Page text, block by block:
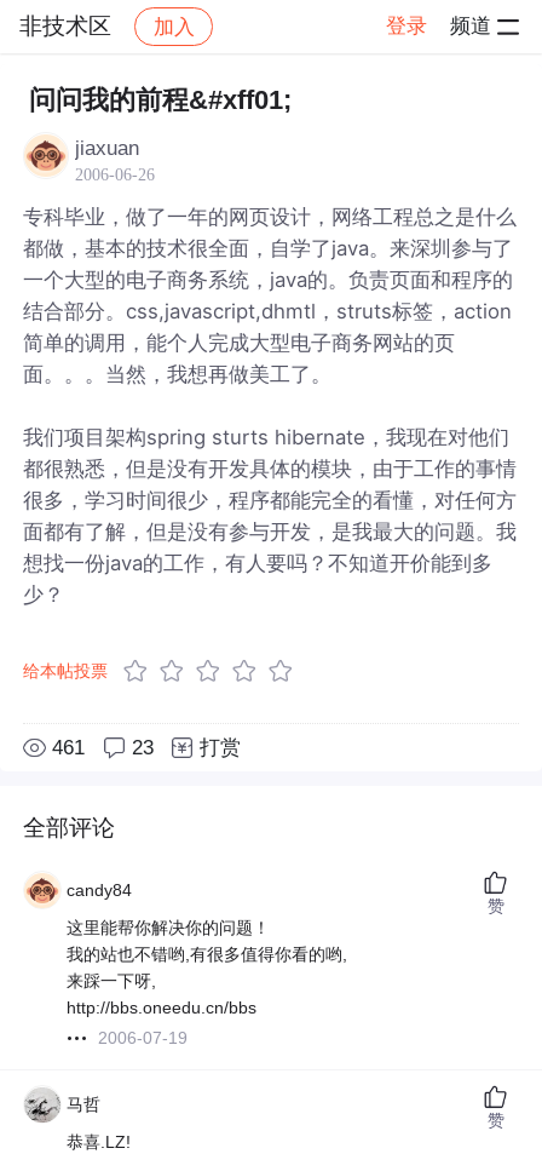
非技术区 加入 登录 频道
社区 非技术区 帖子详情
问问我的前程&#xff01;
jiaxuan
2006-06-26
专科毕业，做了一年的网页设计，网络工程总之是什么
都做，基本的技术很全面，自学了java。来深圳参与了
一个大型的电子商务系统，java的。负责页面和程序的
结合部分。css,javascript,dhmtl，struts标签，action
简单的调用，能个人完成大型电子商务网站的页
面。。。当然，我想再做美工了。
我们项目架构spring sturts hibernate，我现在对他们
都很熟悉，但是没有开发具体的模块，由于工作的事情
很多，学习时间很少，程序都能完全的看懂，对任何方
面都有了解，但是没有参与开发，是我最大的问题。我
想找一份java的工作，有人要吗？不知道开价能到多
少？
给本帖投票
461 23 打赏
全部评论
candy84
这里能帮你解决你的问题！
我的站也不错哟,有很多值得你看的哟,
来踩一下呀,
http://bbs.oneedu.cn/bbs
2006-07-19
赞
马哲
恭喜.LZ!
赞